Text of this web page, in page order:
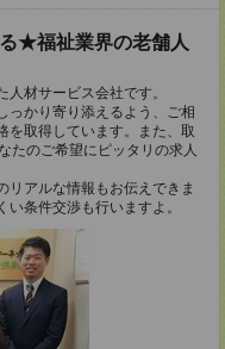
★福祉業界の老舗人
材サービス会社です。
っかり寄り添えるよう、ご相
を取得しています。また、取
たのご希望にピッタリの求人
リアルな情報もお伝えできま
条件交渉も行いますよ。